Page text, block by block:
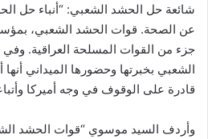
شائعة حل الحشد الشعبي: “أنباء حل
عن الصحة. قوات الحشد الشعبي،
جزء من القوات المسلحة العراقية. وفي
الشعبي بخبرتها وحضورها الميداني
قادرة على الوقوف في وجه أميركا
وأردف السيد موسوي “قوات الحشد